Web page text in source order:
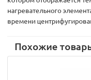
нагревательного
времени
Похожие